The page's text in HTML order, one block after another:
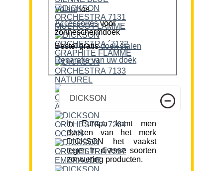
Volantlos
Accessoiresvoor
zonneschermdoek
Bestel gratis doek stalen
Reparatie van uw doek
DICKSON
In Europa komt men
doeken van het merk
DICKSON het vaakst
tegen in diverse soorten
zonwering producten.